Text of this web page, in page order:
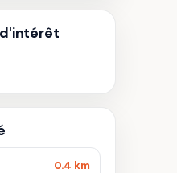
0.4 km